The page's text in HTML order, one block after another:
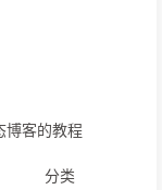
客的教程
分类